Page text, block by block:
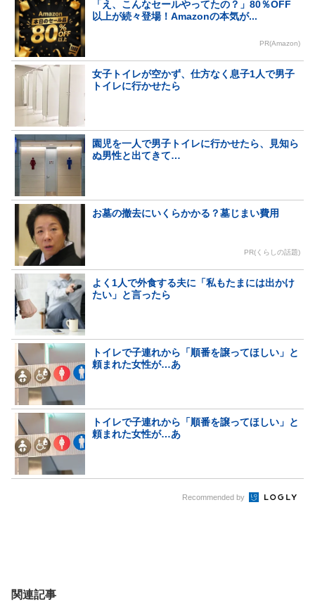
「え、こんなセールやってたの？」80％OFF
以上が続々登場！Amazonの本気が...
PR(Amazon)
女子トイレが空かず、仕方なく息子1人で男子
トイレに行かせたら
園児を一人で男子トイレに行かせたら、見知ら
ぬ男性と出てきて…
お墓の撤去にいくらかかる？墓じまい費用
PR(くらしの話題)
よく1人で外食する夫に「私もたまには出かけ
たい」と言ったら
トイレで子連れから「順番を譲ってほしい」と
頼まれた女性が…あ
トイレで子連れから「順番を譲ってほしい」と
頼まれた女性が…あ
Recommended by
関連記事